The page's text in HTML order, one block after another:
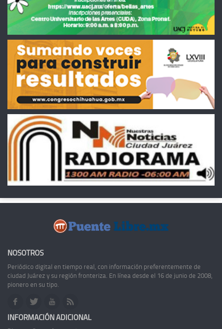
NOSOTROS
Periódico digital en tiempo real, con información preferentemente de
ciudad Juárez y su región fronteriza. En línea desde el 16 de junio de 2008,
pionero en su tipo.
INFORMACIÓN ADICIONAL